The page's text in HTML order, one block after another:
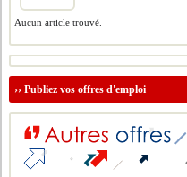
Aucun article trouvé.
››Publiez vos offres d'emploi